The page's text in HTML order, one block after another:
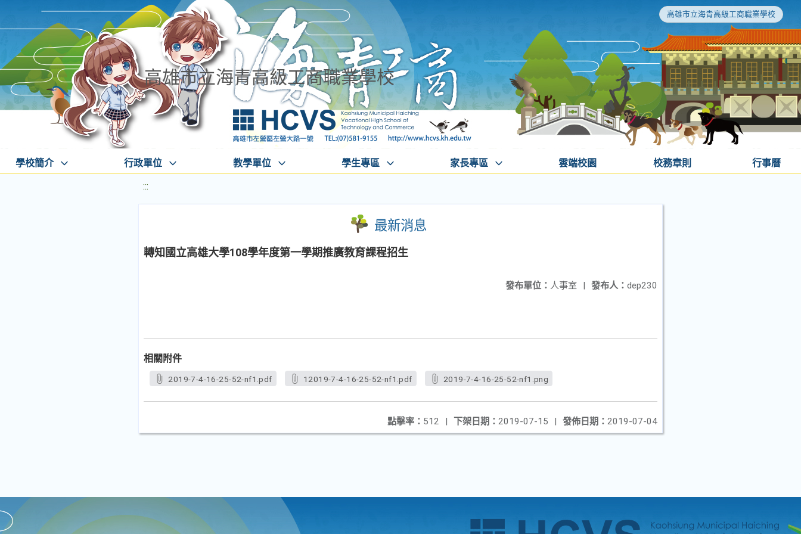
高雄市立海青高級工商職業學校
高雄市立海青高級工商職業學校
學校簡介 行政單位 教學單位 學生專區 家長專區 雲端校園 校務章則 行事曆
:::
最新消息
轉知國立高雄大學108學年度第一學期推廣教育課程招生
發布人： dep230
發布單位： 人事室 |
相關附件
2019-7-4-16-25-52-nf1.pdf 12019-7-4-16-25-52-nf1.pdf 2019-7-4-16-25-52-nf1.png
發佈日期： 2019-07-04
下架日期： 2019-07-15 |
點擊率： 512 |